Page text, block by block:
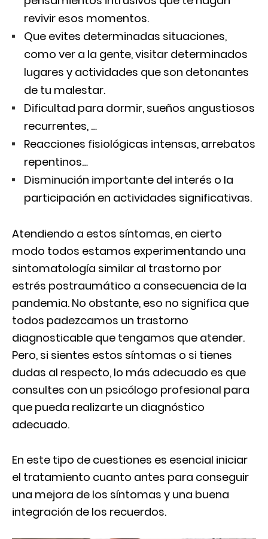
revivir esos momentos.
Que evites determinadas situaciones,
como ver a la gente, visitar determinados
lugares y actividades que son detonantes
de tu malestar.
Dificultad para dormir, sueños angustiosos
recurrentes, …
Reacciones fisiológicas intensas, arrebatos
repentinos…
Disminución importante del interés o la
participación en actividades significativas.
Atendiendo a estos síntomas, en cierto
modo todos estamos experimentando una
sintomatología similar al trastorno por
estrés postraumático a consecuencia de la
pandemia. No obstante, eso no significa que
todos padezcamos un trastorno
diagnosticable que tengamos que atender.
Pero, si sientes estos síntomas o si tienes
dudas al respecto, lo más adecuado es que
consultes con un psicólogo profesional para
que pueda realizarte un diagnóstico
adecuado.
En este tipo de cuestiones es esencial iniciar
el tratamiento cuanto antes para conseguir
una mejora de los síntomas y una buena
integración de los recuerdos.